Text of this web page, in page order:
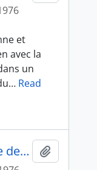
et
avec la
un
… Read
Verso de Sécheresse : certains profitent même des calamités naturelles